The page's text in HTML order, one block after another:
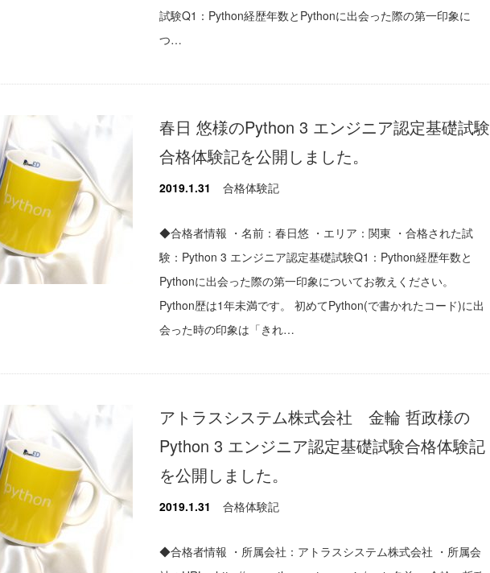
試験Q1：Python経歴年数とPythonに出会った際の第一印象に
つ…
春日 悠様のPython 3 エンジニア認定基礎試験
合格体験記を公開しました。
2019.1.31 合格体験記
◆合格者情報 ・名前：春日悠 ・エリア：関東 ・合格された試
験：Python 3 エンジニア認定基礎試験Q1：Python経歴年数と
Pythonに出会った際の第一印象についてお教えください。
Python歴は1年未満です。 初めてPython(で書かれたコード)に出
会った時の印象は「きれ…
アトラスシステム株式会社 金輪 哲政様の
Python 3 エンジニア認定基礎試験合格体験記
を公開しました。
2019.1.31 合格体験記
◆合格者情報 ・所属会社：アトラスシステム株式会社 ・所属会